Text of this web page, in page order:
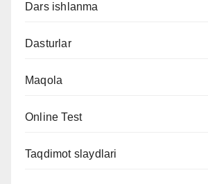
Dars ishlanma
Dasturlar
Maqola
Online Test
Taqdimot slaydlari